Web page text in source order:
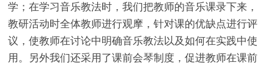
学；在学习音乐教法时，我们把教师的音乐课录下来，
教研活动时全体教师进行观摩，针对课的优缺点进行评
议，使教师在讨论中明确音乐教法以及如何在实践中使
用。另外我们还采用了课前会琴制度，促进教师在课前